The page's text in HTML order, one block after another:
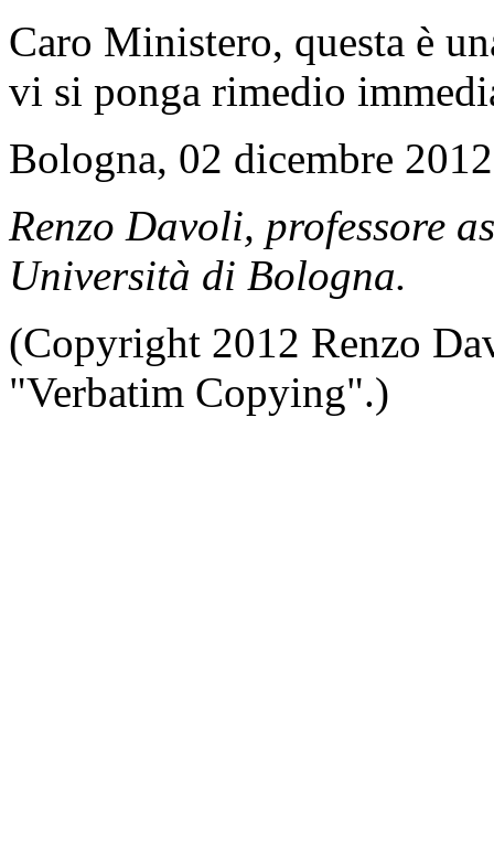
Caro Ministero, questa è
vi si ponga rimedio
Bologna, 02 dicembre
Renzo Davoli, professore
Università di Bologna.
(Copyright 2012 Renzo
"Verbatim Copying".)